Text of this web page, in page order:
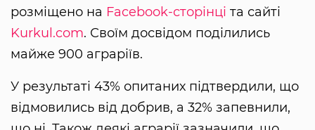
розміщено на Facebook-сторінці та сайті
Kurkul.com. Своїм досвідом поділились
майже 900 аграріїв.
У результаті 43% опитаних підтвердили, що
відмовились від добрив, а 32% запевнили,